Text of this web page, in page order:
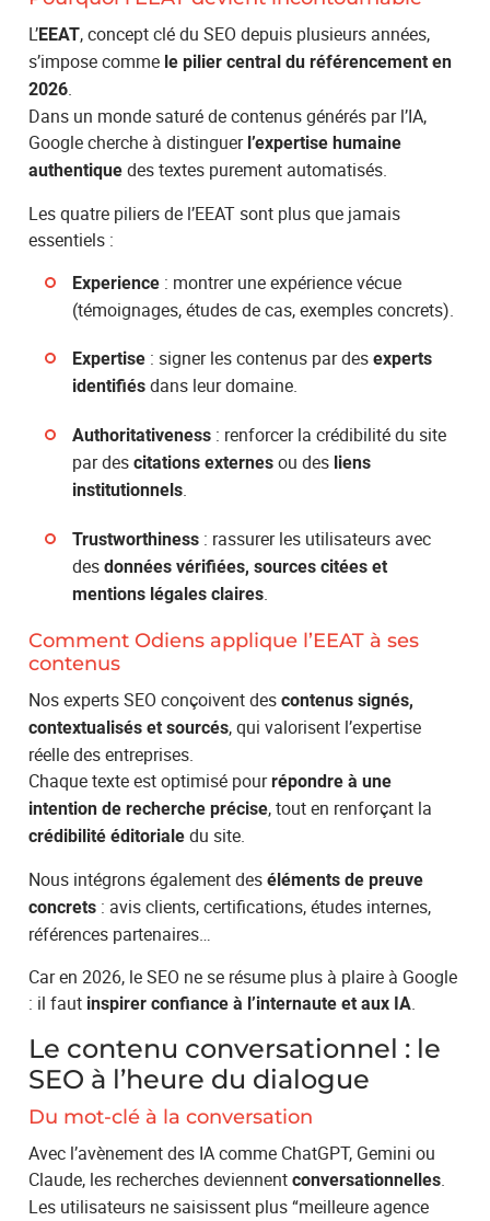
L’EEAT, concept clé du SEO depuis plusieurs années,
s’impose comme le pilier central du référencement en
2026.
Dans un monde saturé de contenus générés par l’IA,
Google cherche à distinguer l’expertise humaine
authentique des textes purement automatisés.
Les quatre piliers de l’EEAT sont plus que jamais
essentiels :
Experience : montrer une expérience vécue
(témoignages, études de cas, exemples concrets).
Expertise : signer les contenus par desexperts
identifiés dans leur domaine.
Authoritativeness : renforcer la crédibilité du site
par descitations externes ou des liens
institutionnels.
Trustworthiness : rassurer les utilisateurs avec
desdonnées vérifiées, sources citées et
mentions légales claires.
Comment Odiens applique l’EEAT à ses
contenus
Nos experts SEO conçoivent descontenus signés,
contextualisés et sourcés, qui valorisent l’expertise
réelle des entreprises.
Chaque texte est optimisé pourrépondre à une
intention de recherche précise, tout en renforçant la
crédibilité éditoriale du site.
Nous intégrons également deséléments de preuve
concrets : avis clients, certifications, études internes,
références partenaires…
Car en 2026, le SEO ne se résume plus à plaire à Google
: il faut inspirer confiance à l’internaute et aux IA.
Le contenu conversationnel : le
SEO à l’heure du dialogue
Du mot-clé à la conversation
Avec l’avènement des IA comme ChatGPT, Gemini ou
Claude, les recherches deviennentconversationnelles.
Les utilisateurs ne saisissent plus “meilleure agence